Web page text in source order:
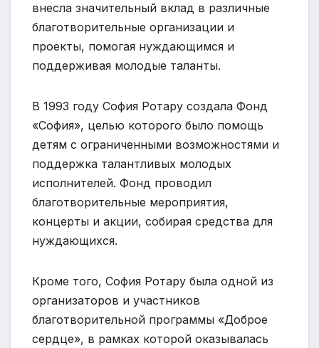
внесла значительный вклад в различные
благотворительные организации и
проекты, помогая нуждающимся и
поддерживая молодые таланты.
В 1993 году София Ротару создала Фонд
«София», целью которого было помощь
детям с ограниченными возможностями и
поддержка талантливых молодых
исполнителей. Фонд проводил
благотворительные мероприятия,
концерты и акции, собирая средства для
нуждающихся.
Кроме того, София Ротару была одной из
организаторов и участников
благотворительной программы «Доброе
сердце», в рамках которой оказывалась